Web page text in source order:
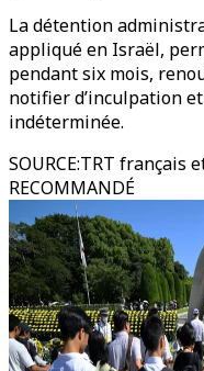
La détention
appliqué en Israël,
pendant six mois,
notifier d’inculpation
indéterminée.
SOURCE:TRT français
RECOMMANDÉ